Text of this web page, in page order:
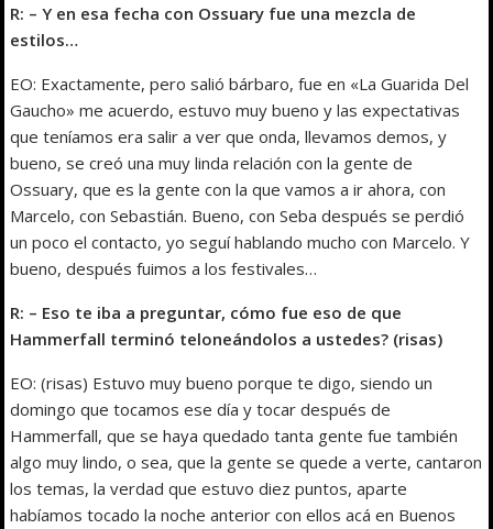
R: – Y en esa fecha con Ossuary fue una mezcla de
estilos…
EO: Exactamente, pero salió bárbaro, fue en «La Guarida Del
Gaucho» me acuerdo, estuvo muy bueno y las expectativas
que teníamos era salir a ver que onda, llevamos demos, y
bueno, se creó una muy linda relación con la gente de
Ossuary, que es la gente con la que vamos a ir ahora, con
Marcelo, con Sebastián. Bueno, con Seba después se perdió
un poco el contacto, yo seguí hablando mucho con Marcelo. Y
bueno, después fuimos a los festivales…
R: – Eso te iba a preguntar, cómo fue eso de que
Hammerfall terminó teloneándolos a ustedes? (risas)
EO: (risas) Estuvo muy bueno porque te digo, siendo un
domingo que tocamos ese día y tocar después de
Hammerfall, que se haya quedado tanta gente fue también
algo muy lindo, o sea, que la gente se quede a verte, cantaron
los temas, la verdad que estuvo diez puntos, aparte
habíamos tocado la noche anterior con ellos acá en Buenos